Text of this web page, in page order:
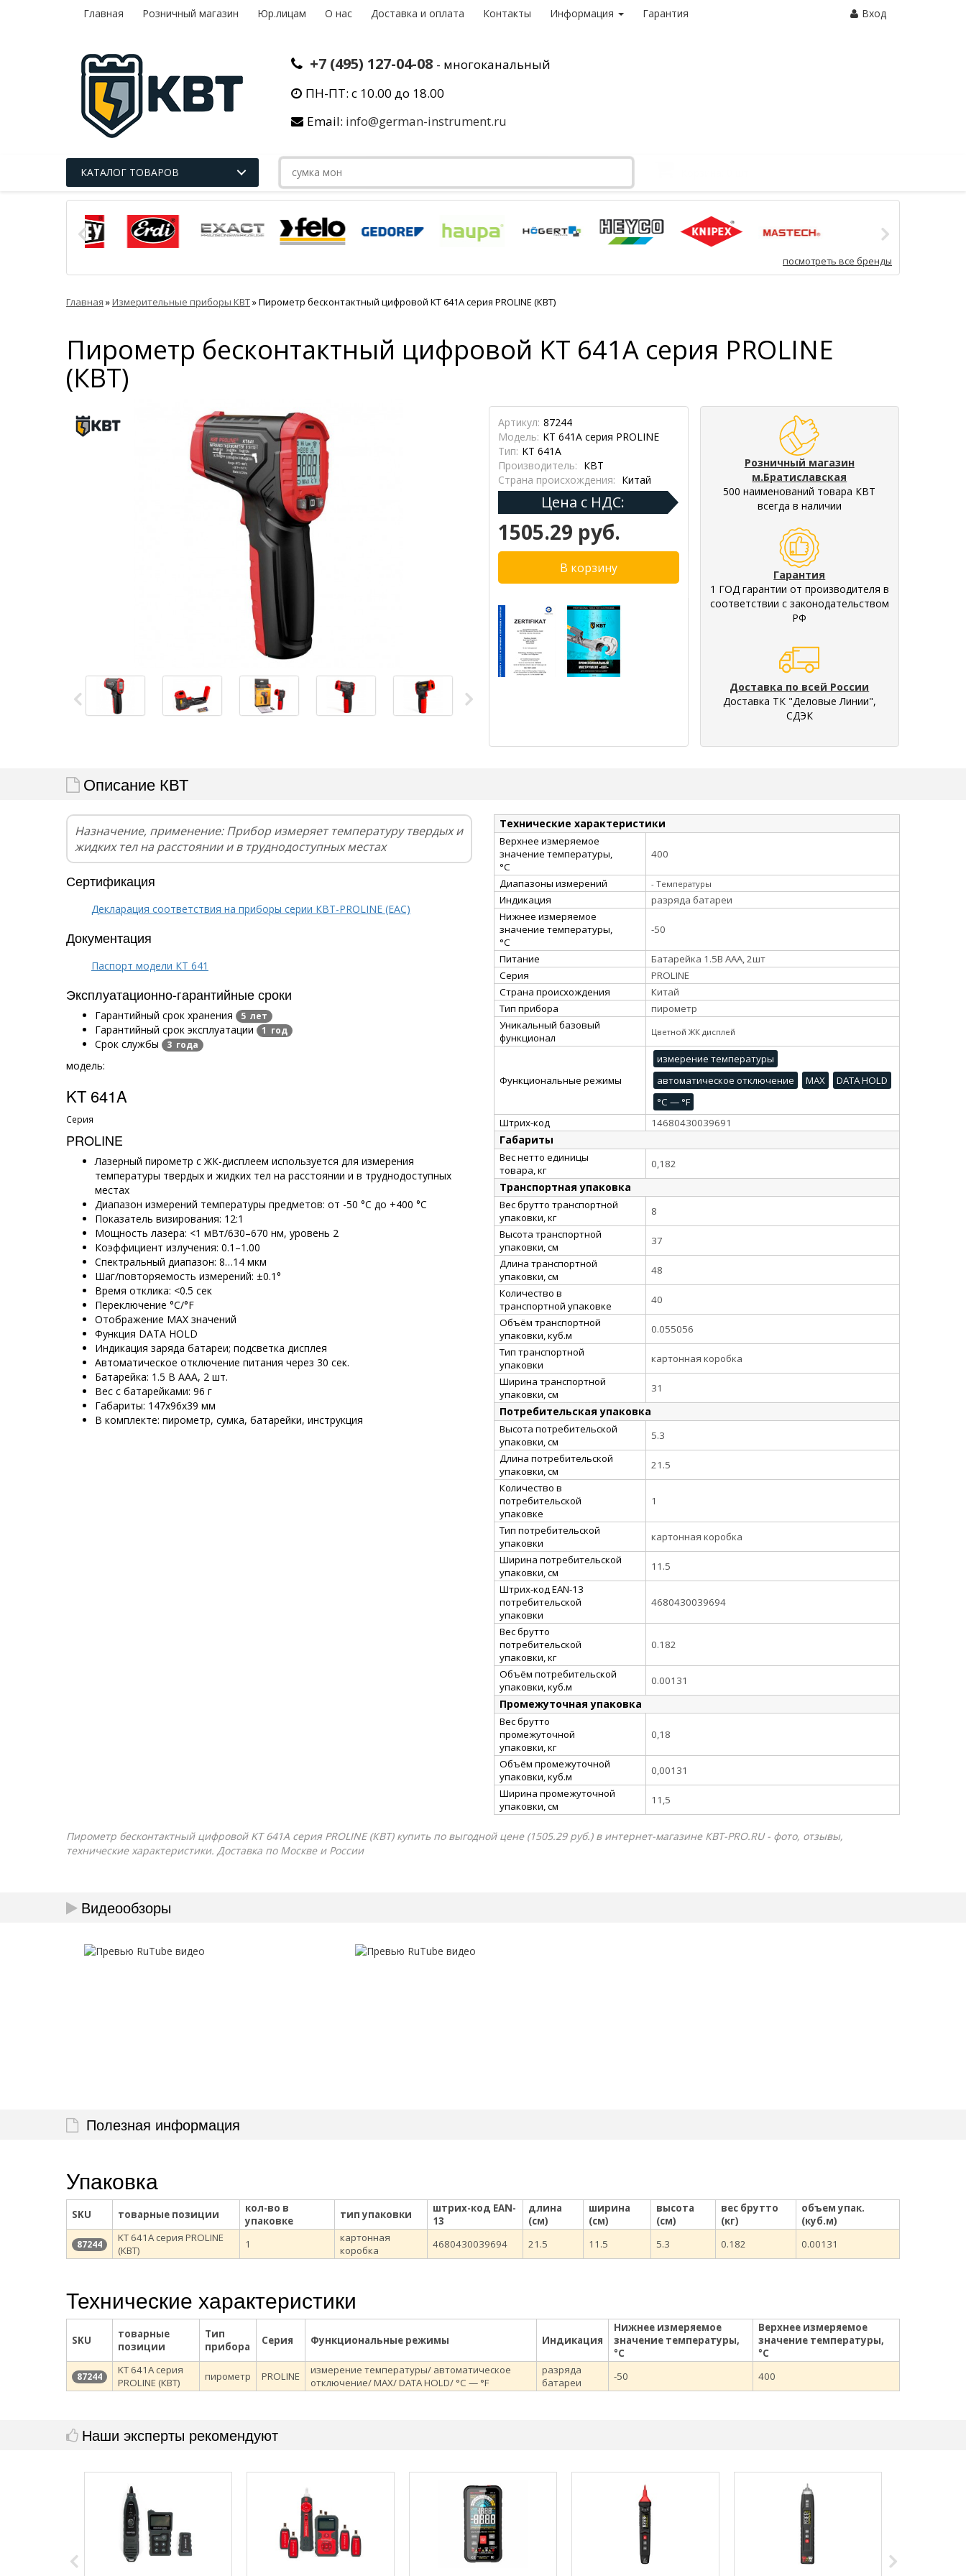
Главная Розничный магазин Юр.лицам О нас Доставка и оплата Контакты Информация Гарантия Вход
+7 (495) 127-04-08 - многоканальный
ПН-ПТ: с 10.00 до 18.00
Email: info@german-instrument.ru
КАТАЛОГ ТОВАРОВ
посмотреть все бренды
Главная »Измерительные приборы КВТ»Пирометр бесконтактный цифровой KT 641A серия PROLINE (КВТ)
Пирометр бесконтактный цифровой KT 641A серия PROLINE
(КВТ)
Артикул: 87244
Модель: KT 641A серия PROLINE
Тип: KT 641A
Производитель: КВТ
Страна происхождения: Китай
Цена с НДС:
1505.29 руб.
Розничный магазин
м.Братиславская
500 наименований товара КВТ
всегда в наличии
Гарантия
1 ГОД гарантии от производителя в
соответствии с законодательством
РФ
Доставка по всей России
Доставка ТК "Деловые Линии",
СДЭК
Описание КВТ
Назначение, применение: Прибор измеряет температуру твердых и
жидких тел на расстоянии и в труднодоступных местах
Сертификация
Декларация соответствия на приборы серии КВТ-PROLINE (EAC)
Документация
Паспорт модели КТ 641
Эксплуатационно-гарантийные сроки
Гарантийный срок хранения 5 лет
Гарантийный срок эксплуатации 1 год
Срок службы 3 года
модель:
KT 641A
Серия
PROLINE
Лазерный пирометр с ЖК-дисплеем используется для измерения
температуры твердых и жидких тел на расстоянии и в труднодоступных
местах
Диапазон измерений температуры предметов: от -50 °C до +400 °C
Показатель визирования: 12:1
Мощность лазера: <1 мВт/630–670 нм, уровень 2
Коэффициент излучения: 0.1–1.00
Спектральный диапазон: 8…14 мкм
Шаг/повторяемость измерений: ±0.1°
Время отклика: <0.5 сек
Переключение °C/°F
Отображение MAX значений
Функция DATA HOLD
Индикация заряда батареи; подсветка дисплея
Автоматическое отключение питания через 30 сек.
Батарейка: 1.5 В ААА, 2 шт.
Вес с батарейками: 96 г
Габариты: 147х96х39 мм
В комплекте: пирометр, сумка, батарейки, инструкция
Технические характеристики
Верхнее измеряемое
значение температуры,
°С
400
Диапазоны измерений - Температуры
Индикация
разряда батареи
Нижнее измеряемое
значение температуры,
°С
-50
Питание
Батарейка 1.5В ААА, 2шт
Серия
PROLINE
Страна происхождения
Китай
Тип прибора
пирометр
Уникальный базовый
функционал
Цветной ЖК дисплей
Функциональные режимы
измерение температуры
автоматическое отключение
MAX
DATA HOLD
°C — °F
Штрих-код
14680430039691
Габариты
Вес нетто единицы
товара, кг
0,182
Транспортная упаковка
Вес брутто транспортной
упаковки, кг
8
Высота транспортной
упаковки, см
37
Длина транспортной
упаковки, см
48
Количество в
транспортной упаковке
40
Объём транспортной
упаковки, куб.м
0.055056
Тип транспортной
упаковки
картонная коробка
Ширина транспортной
упаковки, см
31
Потребительская упаковка
Высота потребительской
упаковки, см
5.3
Длина потребительской
упаковки, см
21.5
Количество в
потребительской
упаковке
1
Тип потребительской
упаковки
картонная коробка
Ширина потребительской
упаковки, см
11.5
Штрих-код EAN-13
потребительской
упаковки
4680430039694
Вес брутто
потребительской
упаковки, кг
0.182
Объём потребительской
упаковки, куб.м
0.00131
Промежуточная упаковка
Вес брутто
промежуточной
упаковки, кг
0,18
Объём промежуточной
упаковки, куб.м
0,00131
Ширина промежуточной
упаковки, см
11,5
Пирометр бесконтактный цифровой KT 641A серия PROLINE (КВТ) купить по выгодной цене (1505.29 руб.) в интернет-магазине КВТ-PRO.RU - фото, отзывы,
технические характеристики. Доставка по Москве и России
Видеообзоры
Полезная информация
Упаковка
SKU товарные позиции
кол-во в
упаковке
тип упаковки
штрих-код EAN-
13
длина
(см)
ширина
(см)
высота
(см)
вес брутто
(кг)
объем упак.
(куб.м)
87244
KT 641A серия PROLINE
(КВТ)
1
картонная
коробка
4680430039694 21.5 11.5 5.3 0.182 0.00131
Технические характеристики
SKU
товарные
позиции
Тип
прибора
Серия Функциональные режимы Индикация
Нижнее измеряемое
значение температуры,
°С
Верхнее измеряемое
значение температуры,
°С
87244
KT 641A серия
PROLINE (КВТ)
пирометр PROLINE
измерение температуры/ автоматическое
отключение/ MAX/ DATA HOLD/ °C — °F
разряда
батареи
-50 400
Наши эксперты рекомендуют